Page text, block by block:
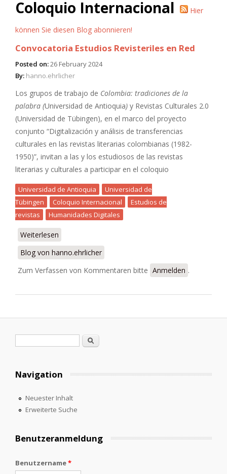
Coloquio Internacional
Hier
können Sie diesen Blog abonnieren!
Convocatoria Estudios Revisteriles en Red
Posted on:26 February 2024
By: hanno.ehrlicher
Los grupos de trabajo de Colombia: tradiciones de la
palabra (Universidad de Antioquia) y Revistas Culturales 2.0
(Universidad de Tübingen), en el marco del proyecto
conjunto “Digitalización y análisis de transferencias
culturales en las revistas literarias colombianas (1982-
1950)”, invitan a las y los estudiosos de las revistas
literarias y culturales a participar en el coloquio
Universidad de Antioquia
Universidad de
Tübingen
Coloquio Internacional
Estudios de
revistas
Humanidades Digitales
Weiterlesen
Blog von hanno.ehrlicher
Zum Verfassen von Kommentaren bitte Anmelden .
Suche
Navigation
Neuester Inhalt
Erweiterte Suche
Benutzeranmeldung
Benutzername*